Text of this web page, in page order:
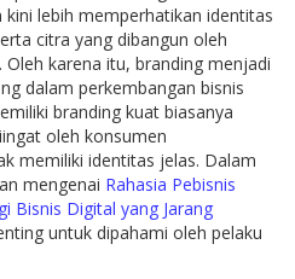
lebih memperhatikan identitas
citra yang dibangun oleh
Oleh karena itu, branding menjadi
dalam perkembangan bisnis
branding kuat biasanya
oleh konsumen
memiliki identitas jelas. Dalam
mengenai Rahasia Pebisnis
Bisnis Digital yang Jarang
untuk dipahami oleh pelaku